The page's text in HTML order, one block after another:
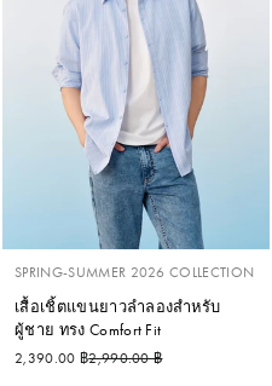
SPRING-SUMMER 2026 COLLECTION
เสื้อเชิ้ตแขนยาวลำลองสำหรับ
ผู้ชาย ทรง Comfort Fit
2,390.00 ฿ราคาปกติ
2,990.00 ฿